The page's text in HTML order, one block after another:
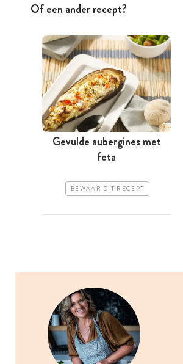
Of een ander recept?
Gevulde aubergines met
feta
BEWAAR DIT RECEPT